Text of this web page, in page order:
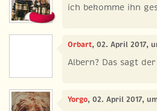
ich bekomme ihn
Orbart, 02. April 2017,
Albern? Das sagt
Yorgo, 02. April 2017,